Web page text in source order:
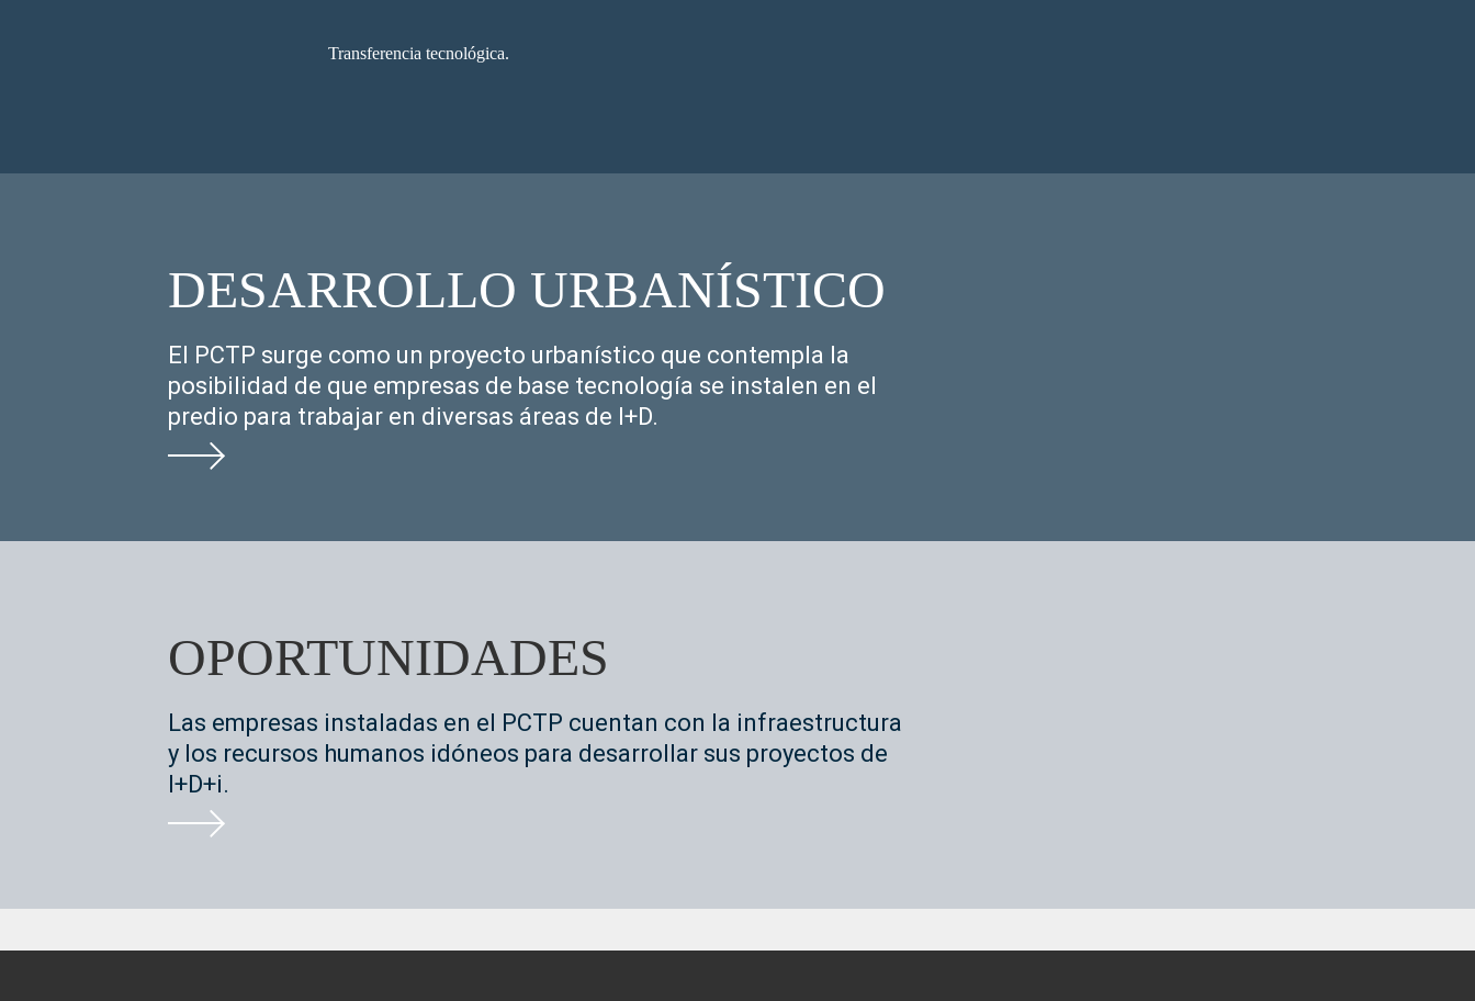
Transferencia tecnológica.
DESARROLLO URBANÍSTICO
El PCTP surge como un proyecto urbanístico que contempla la
posibilidad de que empresas de base tecnología se instalen en el
predio para trabajar en diversas áreas de I+D.
OPORTUNIDADES
Las empresas instaladas en el PCTP cuentan con la infraestructura
y los recursos humanos idóneos para desarrollar sus proyectos de
I+D+i.